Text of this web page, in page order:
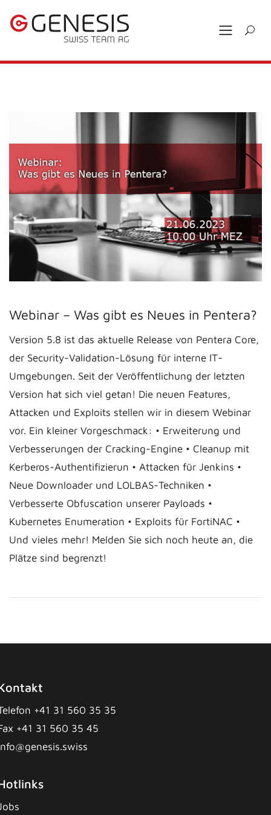
Webinar – Was gibt es Neues in Pentera?
Version 5.8 ist das aktuelle Release von Pentera Core,
der Security-Validation-Lösung für interne IT-
Umgebungen. Seit der Veröffentlichung der letzten
Version hat sich viel getan! Die neuen Features,
Attacken und Exploits stellen wir in diesem Webinar
vor. Ein kleiner Vorgeschmack: • Erweiterung und
Verbesserungen der Cracking-Engine • Cleanup mit
Kerberos-Authentifizierun • Attacken für Jenkins •
Neue Downloader und LOLBAS-Techniken •
Verbesserte Obfuscation unserer Payloads •
Kubernetes Enumeration • Exploits für FortiNAC •
Und vieles mehr! Melden Sie sich noch heute an, die
Plätze sind begrenzt!
+41 31 560 35 35
+41 31 560 35 45